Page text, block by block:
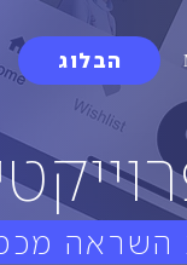
הבלוג